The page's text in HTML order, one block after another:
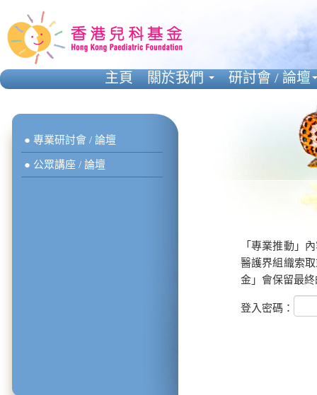
● 專業研討會 / 論壇
● 公眾講座 / 論壇
「專業推動」
醫護界組織索
金」會保留最
登入密碼：
主頁 關於我們 研討會 / 論壇